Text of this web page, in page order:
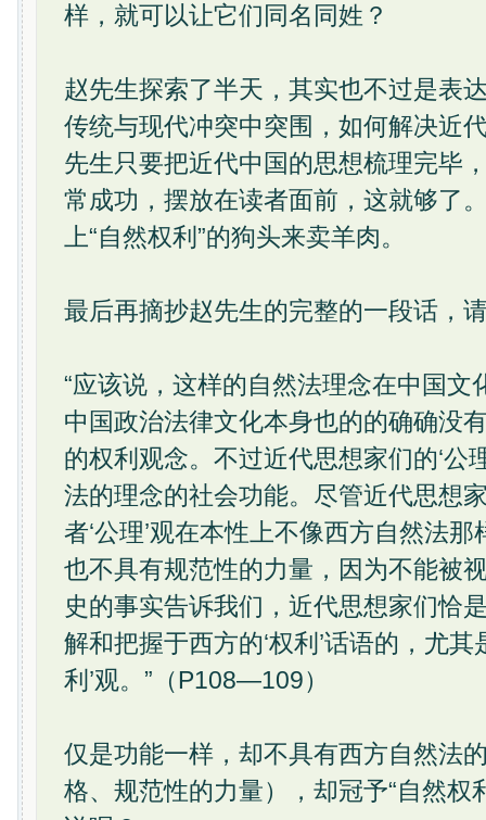
样，就可以让它们同名同姓？
赵先生探索了半天，其实也不过是表
传统与现代冲突中突围，如何解决近
先生只要把近代中国的思想梳理完毕
常成功，摆放在读者面前，这就够了
上“自然权利”的狗头来卖羊肉。
最后再摘抄赵先生的完整的一段话，
“应该说，这样的自然法理念在中国文
中国政治法律文化本身也的的确确没
的权利观念。不过近代思想家们的‘公
法的理念的社会功能。尽管近代思想
者‘公理’观在本性上不像西方自然法那
也不具有规范性的力量，因为不能被
史的事实告诉我们，近代思想家们恰是
解和把握于西方的‘权利’话语的，尤其
利’观。”（P108—109）
仅是功能一样，却不具有西方自然法
格、规范性的力量），却冠予“自然权